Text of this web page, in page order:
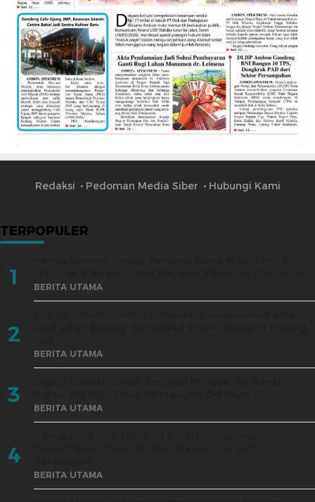
Redaksi Pedoman Media Siber Hubungi Kami
TERPOPULER
1 BERITA UTAMA
2
BERITA UTAMA
3 BERITA UTAMA
4
BERITA UTAMA